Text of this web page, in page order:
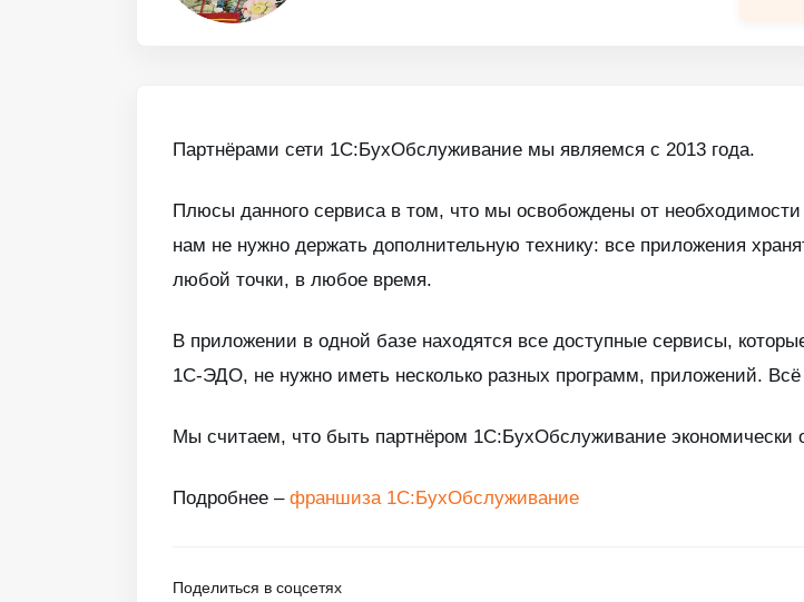
Партнёрами сети 1С:БухОбслуживание мы являемся с 2013 года.
Плюсы данного сервиса в том, что мы освобождены от необходимости
нам не нужно держать дополнительную технику: все приложения
любой точки, в любое время.
В приложении в одной базе находятся все доступные сервисы,
1С-ЭДО, не нужно иметь несколько разных программ, приложений.
Мы считаем, что быть партнёром 1С:БухОбслуживание экономически
Подробнее – франшиза 1С:БухОбслуживание
Поделиться в соцсетях